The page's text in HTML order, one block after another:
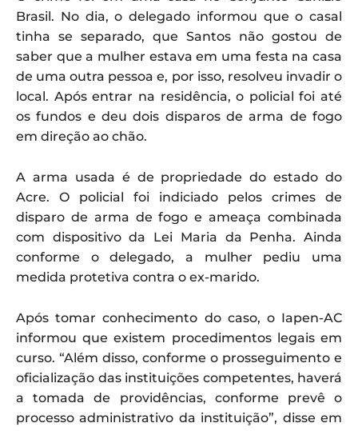
Brasil. No dia, o delegado informou que o casal
tinha se separado, que Santos não gostou de
saber que a mulher estava em uma festa na casa
de uma outra pessoa e, por isso, resolveu invadir o
local. Após entrar na residência, o policial foi até
os fundos e deu dois disparos de arma de fogo
em direção ao chão.
A arma usada é de propriedade do estado do
Acre. O policial foi indiciado pelos crimes de
disparo de arma de fogo e ameaça combinada
com dispositivo da Lei Maria da Penha. Ainda
conforme o delegado, a mulher pediu uma
medida protetiva contra o ex-marido.
Após tomar conhecimento do caso, o Iapen-AC
informou que existem procedimentos legais em
curso. “Além disso, conforme o prosseguimento e
oficialização das instituições competentes, haverá
a tomada de providências, conforme prevê o
processo administrativo da instituição”, disse em